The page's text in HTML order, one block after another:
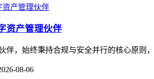
资产管理伙伴
伴，始终秉持合规与安全并行的核心原
08-06